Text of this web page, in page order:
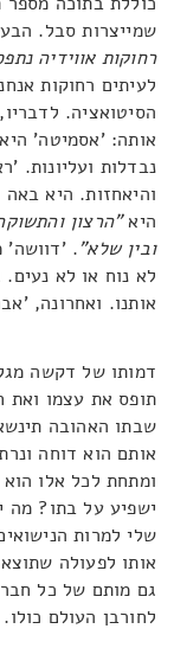
שמייצרות סבל.
רחוקות אווידיה
לעיתים רחוקות
הסיטואציה.
אותה: 'אסמיטה'
נבדלות ועליונות.
והיאחזות. היא באה
היא"הרצון
ובין שלא". 'דוושה'
לא נוח או לא
אותנו. ואחרונה,
דמותו של דקשה
תופס את עצמו ואת
שבתו האהובה
אותם הוא דוחה
ומתחת לכל אלו
ישפיע על בתו? מה
שלי למרות
אותו לפעולה
גם מותם של כל
לחורבן העולם כולו.